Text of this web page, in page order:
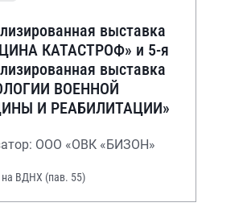
выставка
КАТАСТРОФ» и 5-я
выставка
ВОЕННОЙ
И РЕАБИЛИТАЦИИ»
ООО «ОВК «БИЗОН»
на ВДНХ (пав. 55)